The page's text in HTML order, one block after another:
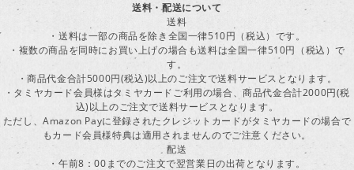
送料・配送について
送料
・送料は一部の商品を除き全国一律510円（税込）です。
・複数の商品を同時にお買い上げの場合も送料は全国一律510円（税込）で
す。
・商品代金合計5000円(税込)以上のご注文で送料サービスとなります。
・タミヤカード会員様はタミヤカードご利用の場合、商品代金合計2000円(税
込)以上のご注文で送料サービスとなります。
ただし、Amazon Payに登録されたクレジットカードがタミヤカードの場合で
もカード会員様特典は適用されませんのでご注意ください。
配送
・午前8：00までのご注文で翌営業日の出荷となります。